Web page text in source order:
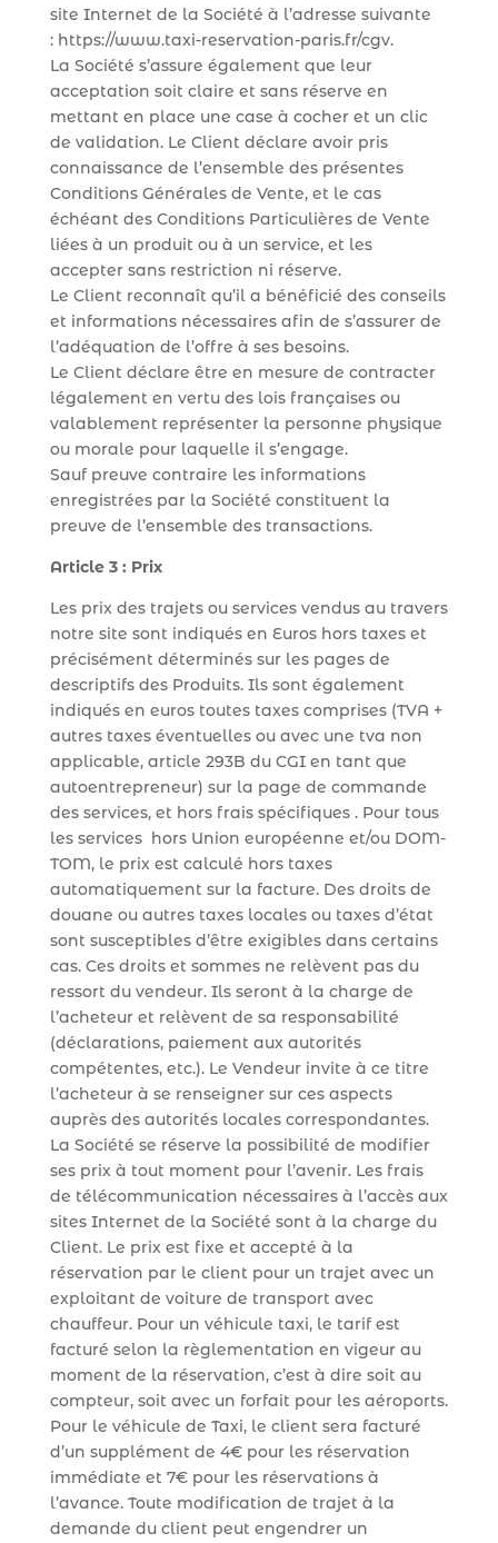
site Internet de la Société à l’adresse suivante
: https://www.taxi-reservation-paris.fr/cgv.
La Société s’assure également que leur
acceptation soit claire et sans réserve en
mettant en place une case à cocher et un clic
de validation. Le Client déclare avoir pris
connaissance de l’ensemble des présentes
Conditions Générales de Vente, et le cas
échéant des Conditions Particulières de Vente
liées à un produit ou à un service, et les
accepter sans restriction ni réserve.
Le Client reconnaît qu’il a bénéficié des conseils
et informations nécessaires afin de s’assurer de
l’adéquation de l’offre à ses besoins.
Le Client déclare être en mesure de contracter
légalement en vertu des lois françaises ou
valablement représenter la personne physique
ou morale pour laquelle il s’engage.
Sauf preuve contraire les informations
enregistrées par la Société constituent la
preuve de l’ensemble des transactions.
Article 3 : Prix
Les prix des trajets ou services vendus au travers
notre site sont indiqués en Euros hors taxes et
précisément déterminés sur les pages de
descriptifs des Produits. Ils sont également
indiqués en euros toutes taxes comprises (TVA +
autres taxes éventuelles ou avec une tva non
applicable, article 293B du CGI en tant que
autoentrepreneur) sur la page de commande
des services, et hors frais spécifiques . Pour tous
les services hors Union européenne et/ou DOM-
TOM, le prix est calculé hors taxes
automatiquement sur la facture. Des droits de
douane ou autres taxes locales ou taxes d’état
sont susceptibles d’être exigibles dans certains
cas. Ces droits et sommes ne relèvent pas du
ressort du vendeur. Ils seront à la charge de
l’acheteur et relèvent de sa responsabilité
(déclarations, paiement aux autorités
compétentes, etc.). Le Vendeur invite à ce titre
l’acheteur à se renseigner sur ces aspects
auprès des autorités locales correspondantes.
La Société se réserve la possibilité de modifier
ses prix à tout moment pour l’avenir. Les frais
de télécommunication nécessaires à l’accès aux
sites Internet de la Société sont à la charge du
Client. Le prix est fixe et accepté à la
réservation par le client pour un trajet avec un
exploitant de voiture de transport avec
chauffeur. Pour un véhicule taxi, le tarif est
facturé selon la règlementation en vigeur au
moment de la réservation, c’est à dire soit au
compteur, soit avec un forfait pour les aéroports.
Pour le véhicule de Taxi, le client sera facturé
d’un supplément de 4€ pour les réservation
immédiate et 7€ pour les réservations à
l’avance. Toute modification de trajet à la
demande du client peut engendrer un